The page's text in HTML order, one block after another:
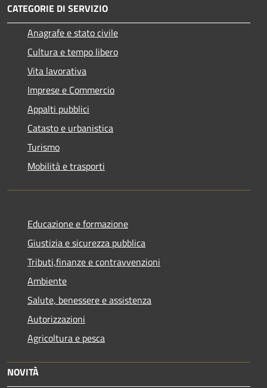
CATEGORIE DI SERVIZIO
Anagrafe e stato civile
Cultura e tempo libero
Vita lavorativa
Imprese e Commercio
Appalti pubblici
Catasto e urbanistica
Turismo
Mobilità e trasporti
Educazione e formazione
Giustizia e sicurezza pubblica
Tributi,finanze e contravvenzioni
Ambiente
Salute, benessere e assistenza
Autorizzazioni
Agricoltura e pesca
NOVITÀ